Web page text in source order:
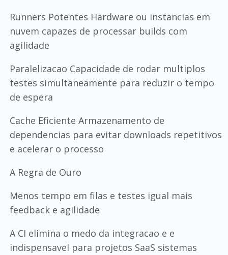
Runners Potentes Hardware ou instancias em
nuvem capazes de processar builds com
agilidade
Paralelizacao Capacidade de rodar multiplos
testes simultaneamente para reduzir o tempo
de espera
Cache Eficiente Armazenamento de
dependencias para evitar downloads repetitivos
e acelerar o processo
A Regra de Ouro
Menos tempo em filas e testes igual mais
feedback e agilidade
A CI elimina o medo da integracao e e
indispensavel para projetos SaaS sistemas